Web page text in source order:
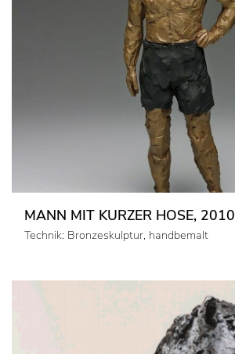
MANN MIT KURZER HOSE, 2010
Technik: Bronzeskulptur, handbemalt